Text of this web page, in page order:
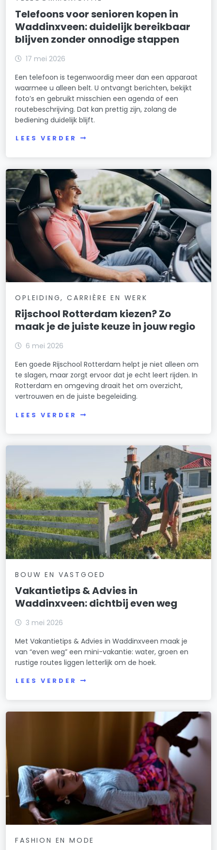
Telefoons voor senioren kopen in
Waddinxveen: duidelijk bereikbaar
blijven zonder onnodige stappen
17 mei 2026
Een telefoon is tegenwoordig meer dan een apparaat
waarmee u alleen belt. U ontvangt berichten, bekijkt
foto’s en gebruikt misschien een agenda of een
routebeschrijving. Dat kan prettig zijn, zolang de
bediening duidelijk blijft.
LEES VERDER
OPLEIDING, CARRIÈRE EN WERK
Rijschool Rotterdam kiezen? Zo
maak je de juiste keuze in jouw regio
6 mei 2026
Een goede Rijschool Rotterdam helpt je niet alleen om
te slagen, maar zorgt ervoor dat je echt leert rijden. In
Rotterdam en omgeving draait het om overzicht,
vertrouwen en de juiste begeleiding.
LEES VERDER
BOUW EN VASTGOED
Vakantietips & Advies in
Waddinxveen: dichtbij even weg
3 mei 2026
Met Vakantietips & Advies in Waddinxveen maak je
van “even weg” een mini-vakantie: water, groen en
rustige routes liggen letterlijk om de hoek.
LEES VERDER
FASHION EN MODE